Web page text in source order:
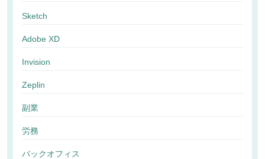
Sketch
Adobe XD
Invision
Zeplin
副業
労務
バックオフィス